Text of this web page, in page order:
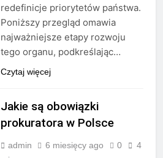
redefinicje priorytetów państwa.
Poniższy przegląd omawia
najważniejsze etapy rozwoju
tego organu, podkreślając…
Czytaj więcej
Jakie są obowiązki
prokuratora w Polsce
admin 6 miesięcy ago 0
4